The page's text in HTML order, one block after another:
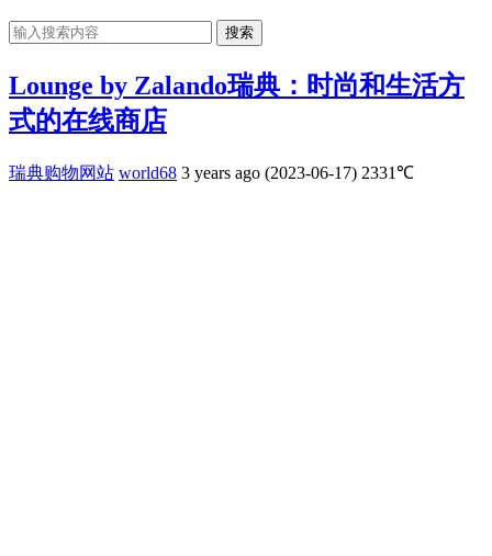
搜索
Lounge by Zalando瑞典：时尚和生活方
式的在线商店
瑞典购物网站 world68 3 years ago (2023-06-17) 2331℃